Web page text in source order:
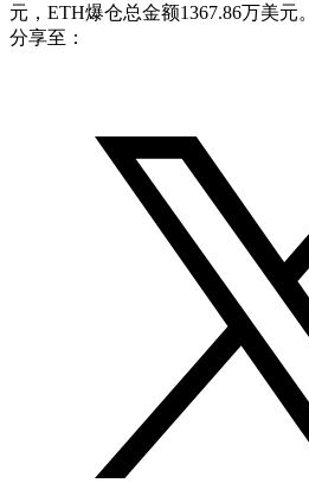
元，ETH爆仓总金额1367.86万美元。
分享至：